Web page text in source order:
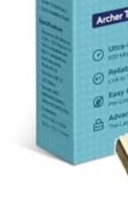
2,4 GHz)
Interface : USB 2.0
Poids : 30 g
Couleur : Noir
Remarque : Non
Profitez d'une
grâce à cette clé